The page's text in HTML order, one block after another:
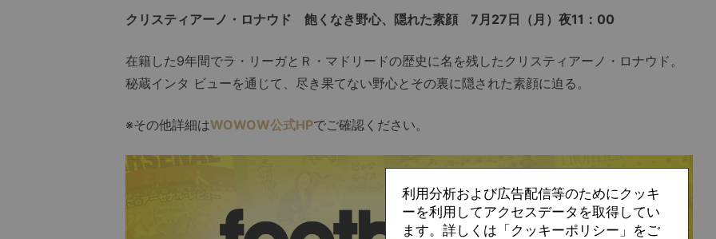
クリスティアーノ・ロナウド 飽くなき野心、隠れた素顔 7月27日（月）夜11：00
在籍した9年間でラ・リーガとＲ・マドリードの歴史に名を残したクリスティアーノ・ロナウド。
秘蔵インタ ビューを通じて、尽き果てない野心とその裏に隠された素顔に迫る。
※その他詳細はWOWOW公式HPでご確認ください。
利用分析および広告配信等のためにクッキ
ーを利用してアクセスデータを取得してい
ます。詳しくは「クッキーポリシー」をご